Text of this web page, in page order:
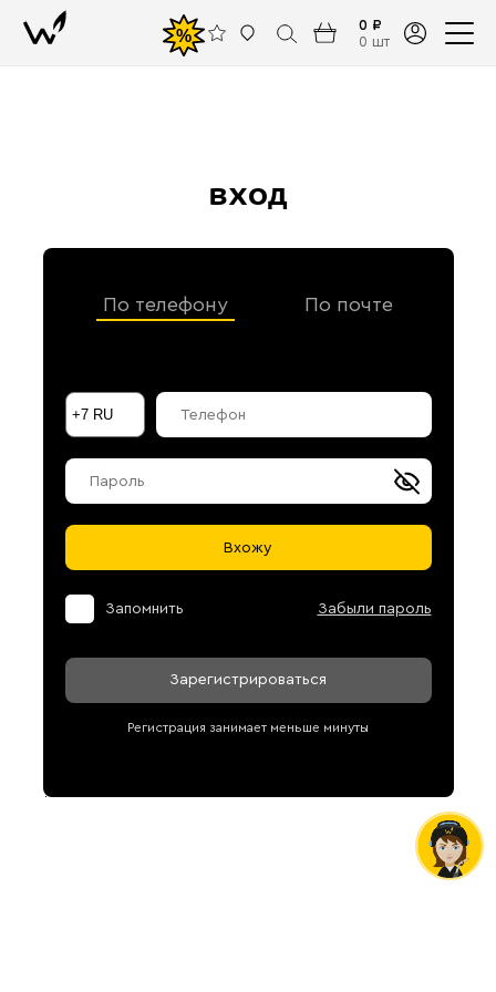
%
0 ₽
0 шт
вход
По телефону По почте
Вхожу
Запомнить Забыли пароль
Зарегистрироваться
Регистрация занимает меньше минуты